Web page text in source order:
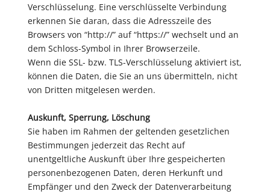
Verschlüsselung. Eine verschlüsselte Verbindung
erkennen Sie daran, dass die Adresszeile des
Browsers von “http://” auf “https://” wechselt und an
dem Schloss-Symbol in Ihrer Browserzeile.
Wenn die SSL- bzw. TLS-Verschlüsselung aktiviert ist,
können die Daten, die Sie an uns übermitteln, nicht
von Dritten mitgelesen werden.
Auskunft, Sperrung, Löschung
Sie haben im Rahmen der geltenden gesetzlichen
Bestimmungen jederzeit das Recht auf
unentgeltliche Auskunft über Ihre gespeicherten
personenbezogenen Daten, deren Herkunft und
Empfänger und den Zweck der Datenverarbeitung